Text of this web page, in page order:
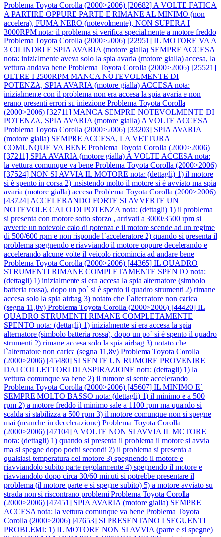
Problema Toyota Corolla (2000>2006) [20682] A VOLTE FATICA
A PARTIRE OPPURE PARTE E RIMANE AL MINIMO (non
accelera), FUMA NERO (notevolmente), NON SUPERA I
3000RPM nota: il problema si verifica specialmente a motore freddo
Problema Toyota Corolla (2000>2006) [22951] IL MOTORE VA A
3 CILINDRI E SPIA AVARIA (motore gialla) SEMPRE ACCESA
nota: inizialmente aveva solo la spia avaria (motore gialla) accesa, la
vettura andava bene Problema Toyota Corolla (2000>2006) [25521]
OLTRE I 2500RPM MANCA NOTEVOLMENTE DI
POTENZA, SPIA AVARIA (motore gialla) ACCESA nota:
inizialmente con il problema non era accesa la spia avaria e non
erano presenti errori su iniezione Problema Toyota Corolla
(2000>2006) [32711] MANCA SEMPRE NOTEVOLMENTE DI
POTENZA, SPIA AVARIA (motore gialla) A VOLTE ACCESA
Problema Toyota Corolla (2000>2006) [33203] SPIA AVARIA
(motore gialla) SEMPRE ACCESA, LA VETTURA
COMUNQUE VA BENE Problema Toyota Corolla (2000>2006)
[37211] SPIA AVARIA (motore gialla) A VOLTE ACCESA nota:
la vettura comunque va bene Problema Toyota Corolla (2000>2006)
[37524] NON SI AVVIA IL MOTORE nota: (dettagli) 1) il motore
si è spento in corsa 2) insistendo molto il motore si è avviato ma spia
avaria (motore gialla) accesa Problema Toyota Corolla (2000>2006)
[43724] ACCELERANDO FORTE SI AVVERTE UN
NOTEVOLE CALO DI POTENZA nota: (dettagli) 1) il problema
si presenta con motore sotto sforzo , arrivati a 3000/3500 rpm si
avverte un notevole calo di potenza e il motore scende ad un regime
di 500/600 rpm e non risponde l`acceleratore 2) quando si presenta il
problema spegnendo e riavviando il motore oppure decelerando e
accelerando alcune volte il veicolo ricomincia ad andare bene
Problema Toyota Corolla (2000>2006) [44365] IL QUADRO
STRUMENTI RIMANE COMPLETAMENTE SPENTO nota:
(dettagli) 1) inizialmente si era accesa la spia alternatore (simbolo
batteria rossa), dopo un po` si è spento il quadro strumenti 2) rimane
accesa solo la spia airbag 3) notato che l`alternatore non carica
(segna 11,8v) Problema Toyota Corolla (2000>2006) [44420] IL
QUADRO STRUMENTI RIMANE COMPLETAMENTE
SPENTO nota: (dettagli) 1) inizialmente si era accesa la spia
alternatore (simbolo batteria rossa), dopo un po` si è spento il quadro
strumenti 2) rimane accesa solo la spia airbag 3) notato che
l`alternatore non carica (segna 11,8v) Problema Toyota Corolla
(2000>2006) [45480] SI SENTE UN RUMORE PROVENIRE
DAI COLLETTORI DI ASPIRAZIONE nota: (dettagli) 1) la
vettura comunque va bene 2) il rumore si sente accelerando
Problema Toyota Corolla (2000>2006) [45607] IL MINIMO E`
SEMPRE MOLTO BASSO nota: (dettagli) 1) il minimo è a 500
rpm 2) a motore freddo il minimo sale a 1100 rpm ma quando si
scalda si stabilizza a 500 rpm 3) il motore comunque non si spegne
mai (neanche in decelerazione) Problema Toyota Corolla
(2000>2006) [47104] A VOLTE NON SI AVVIA IL MOTORE
nota: (dettagli) 1) quando si presenta il problema il motore si avvia
ma si spegne dopo pochi secondi 2) il problema si presenta a
qualsiasi temperatura del motore 3) spegnendo il motore e
riavviandolo subito parte regolarmente 4) spegnendo il motore e
riavviandolo dopo circa 30/60 minuti si potrebbe presentare il
problema (il motore parte e si spegne subito) 5) a motore avviato su
strada non si riscontrano problemi Problema Toyota Corolla
(2000>2006) [47451] SPIA AVARIA (motore gialla) SEMPRE
ACCESA nota: la vettura comunque va bene Problema Toyota
Corolla (2000>2006) [47653] SI PRESENTANO I SEGUENTI
PROBLEMI: 1) IL MOTORE NON SI AVVIA (parte e si spegne)